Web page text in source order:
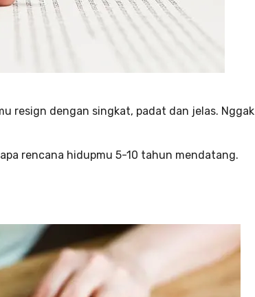
resign dengan singkat, padat dan jelas. Nggak
rencana hidupmu 5-10 tahun mendatang.